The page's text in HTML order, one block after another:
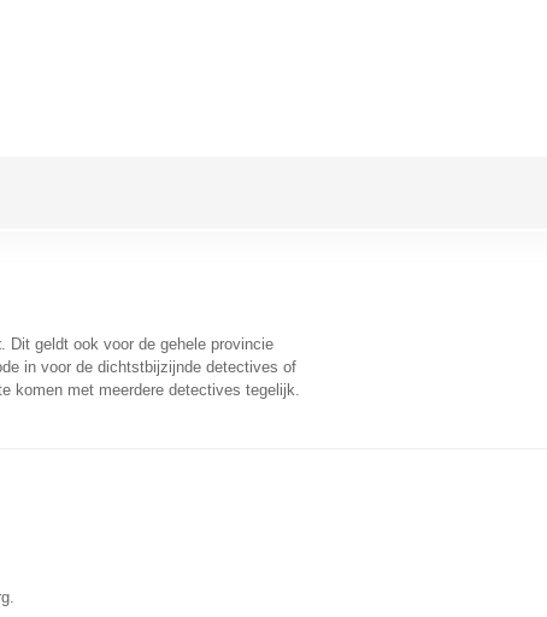
. Dit geldt ook voor de gehele provincie
in voor de dichtstbijzijnde detectives of
komen met meerdere detectives tegelijk.